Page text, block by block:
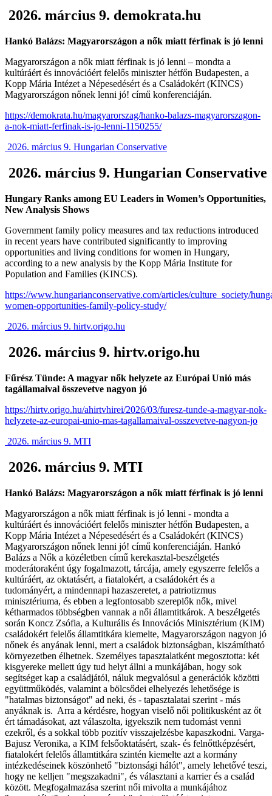
2026. március 9. demokrata.hu
Hankó Balázs: Magyarországon a nők miatt férfinak is jó lenni
Magyarországon a nők miatt férfinak is jó lenni – mondta a
kultúráért és innovációért felelős miniszter hétfőn Budapesten, a
Kopp Mária Intézet a Népesedésért és a Családokért (KINCS)
Magyarországon nőnek lenni jó! című konferenciáján.
https://demokrata.hu/magyarorszag/hanko-balazs-magyarorszagon-
a-nok-miatt-ferfinak-is-jo-lenni-1150255/
2026. március 9. Hungarian Conservative
2026. március 9. Hungarian Conservative
Hungary Ranks among EU Leaders in Women’s Opportunities,
New Analysis Shows
Government family policy measures and tax reductions introduced
in recent years have contributed significantly to improving
opportunities and living conditions for women in Hungary,
according to a new analysis by the Kopp Mária Institute for
Population and Families (KINCS).
https://www.hungarianconservative.com/articles/culture_society/
women-opportunities-family-policy-study/
2026. március 9. hirtv.origo.hu
2026. március 9. hirtv.origo.hu
Fűrész Tünde: A magyar nők helyzete az Európai Unió más
tagállamaival összevetve nagyon jó
https://hirtv.origo.hu/ahirtvhirei/2026/03/furesz-tunde-a-magyar-nok-
helyzete-az-europai-unio-mas-tagallamaival-osszevetve-nagyon-jo
2026. március 9. MTI
2026. március 9. MTI
Hankó Balázs: Magyarországon a nők miatt férfinak is jó lenni
Magyarországon a nők miatt férfinak is jó lenni - mondta a
kultúráért és innovációért felelős miniszter hétfőn Budapesten, a
Kopp Mária Intézet a Népesedésért és a Családokért (KINCS)
Magyarországon nőnek lenni jó! című konferenciáján. Hankó
Balázs a Nők a közéletben című kerekasztal-beszélgetés
moderátoraként úgy fogalmazott, tárcája, amely egyszerre felelős a
kultúráért, az oktatásért, a fiatalokért, a családokért és a
tudományért, a mindennapi hazaszeretet, a patriotizmus
minisztériuma, és ebben a legfontosabb szereplők nők, mivel
kétharmados többségben vannak a női államtitkárok. A beszélgetés
során Koncz Zsófia, a Kulturális és Innovációs Minisztérium (KIM)
családokért felelős államtitkára kiemelte, Magyarországon nagyon jó
nőnek és anyának lenni, mert a családok biztonságban, kiszámítható
környezetben élhetnek. Személyes tapasztalatként megosztotta: két
kisgyereke mellett úgy tud helyt állni a munkájában, hogy sok
segítséget kap a családjától, náluk megvalósul a generációk közötti
együttműködés, valamint a bölcsődei elhelyezés lehetősége is
"hatalmas biztonságot" ad neki, és - tapasztalatai szerint - más
anyáknak is. Arra a kérdésre, hogyan viselő női politikusként az őt
ért támadásokat, azt válaszolta, igyekszik nem tudomást venni
ezekről, és a sokkal több pozitív visszajelzésbe kapaszkodni. Varga-
Bajusz Veronika, a KIM felsőoktatásért, szak- és felnőttképzésért,
fiatalokért felelős államtitkára szintén kiemelte azt a kormány
intézkedéseinek köszönhető "biztonsági hálót", amely lehetővé teszi,
hogy ne kelljen "megszakadni", és választani a karrier és a család
között. Megfogalmazása szerint női mivolta a munkájához